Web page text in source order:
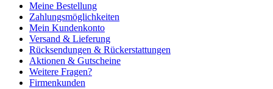
Meine Bestellung
Zahlungsmöglichkeiten
Mein Kundenkonto
Versand & Lieferung
Rücksendungen & Rückerstattungen
Aktionen & Gutscheine
Weitere Fragen?
Firmenkunden